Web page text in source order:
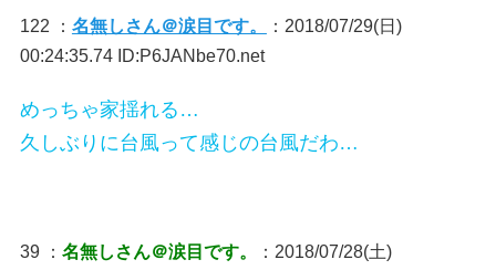
122 ： 名無しさん＠涙目です。
：2018/07/29(日)
00:24:35.74 ID:P6JANbe70.net
めっちゃ家揺れる…
久しぶりに台風って感じの台風だわ…
39 ： 名無しさん＠涙目です。
：2018/07/28(土)